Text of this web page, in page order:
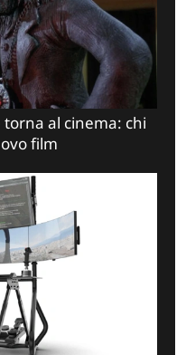
al cinema: chi
film